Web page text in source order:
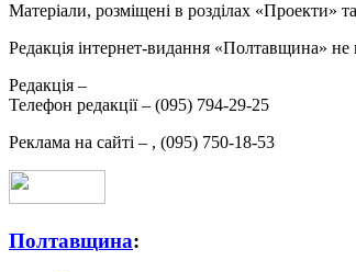
Матеріали, розміщені в розділах «Проекти»
Редакція інтернет-видання «Полтавщина» не
Редакція –
Телефон редакції – (095) 794-29-25
Реклама на сайті – , (095) 750-18-53
Полтавщина: